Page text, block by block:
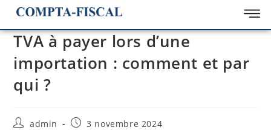
TVA à payer lors d’une
importation : comment et par
qui ?
admin 3 novembre 2024